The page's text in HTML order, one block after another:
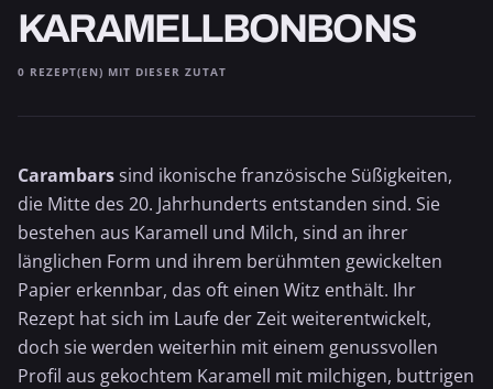
KARAMELLBONBONS
0 REZEPT(EN) MIT DIESER ZUTAT
Carambarssind ikonische französische Süßigkeiten,
die Mitte des 20. Jahrhunderts entstanden sind. Sie
bestehen aus Karamell und Milch, sind an ihrer
länglichen Form und ihrem berühmten gewickelten
Papier erkennbar, das oft einen Witz enthält. Ihr
Rezept hat sich im Laufe der Zeit weiterentwickelt,
doch sie werden weiterhin mit einem genussvollen
Profil aus gekochtem Karamell mit milchigen, buttrigen